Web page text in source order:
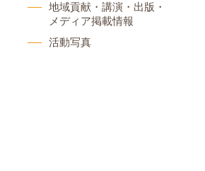
地域貢献・講演・出版・
メディア掲載情報
活動写真